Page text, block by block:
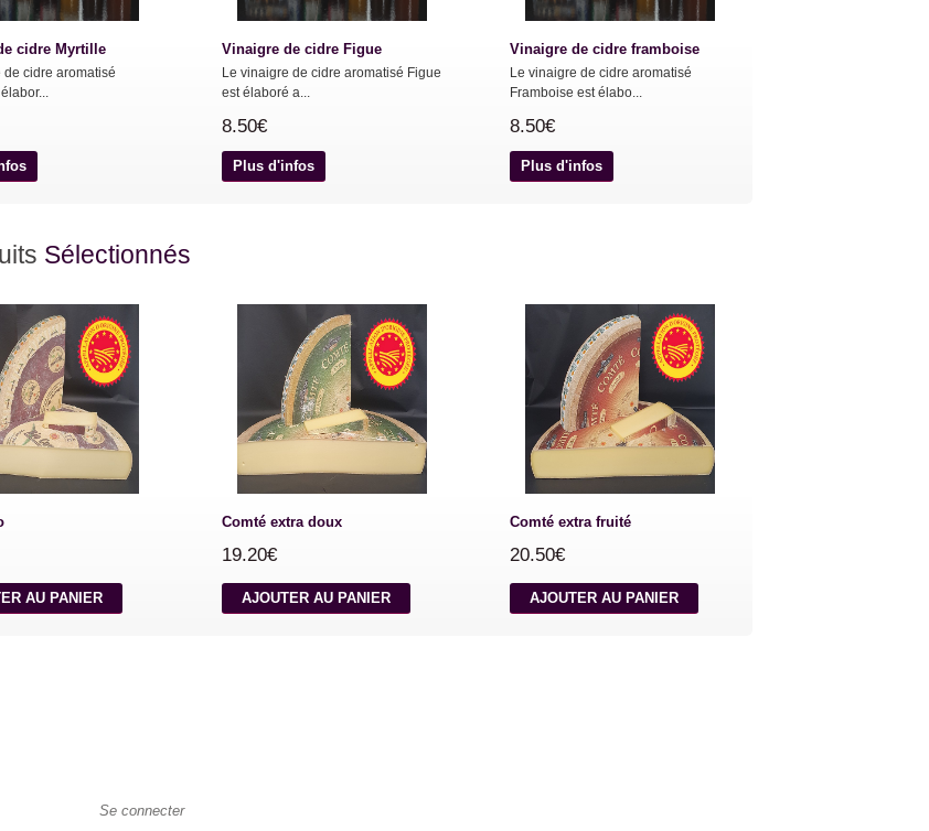
cidre Myrtille
de cidre aromatisé
Vinaigre de cidre Figue
Le vinaigre de cidre aromatisé Figue
est élaboré a...
8.50€
Plus d'infos
Vinaigre de cidre framboise
Le vinaigre de cidre aromatisé
Framboise est élabo...
8.50€
Plus d'infos
Sélectionnés
AU PANIER
Comté extra doux
19.20€
AJOUTER AU PANIER
Comté extra fruité
20.50€
AJOUTER AU PANIER
Se connecter